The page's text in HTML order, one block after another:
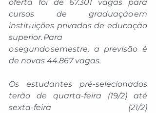
oferta foi de 67.301 vagas para
cursos de graduação em
instituições privadas de educação
superior. Para
o segundo semestre, a previsão é
de novas 44.867 vagas.
Os estudantes pré-selecionados
terão de quarta-feira (19/2) até
sexta-feira (21/2)